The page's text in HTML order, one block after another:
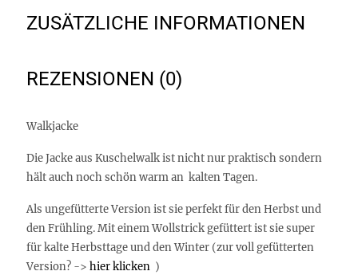
ZUSÄTZLICHE INFORMATIONEN
REZENSIONEN (0)
Walkjacke
Die Jacke aus Kuschelwalk ist nicht nur praktisch sondern
hält auch noch schön warm an kalten Tagen.
Als ungefütterte Version ist sie perfekt für den Herbst und
den Frühling. Mit einem Wollstrick gefüttert ist sie super
für kalte Herbsttage und den Winter (zur voll gefütterten
Version? -> hier klicken )